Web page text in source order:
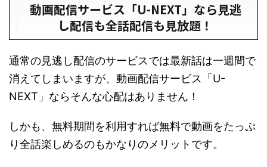
動画配信サービス「U-NEXT」なら見逃
し配信も全話配信も見放題！
通常の見逃し配信のサービスでは最新話は一週間で
消えてしまいますが、動画配信サービス「U-
NEXT」ならそんな心配はありません！
しかも、無料期間を利用すれば無料で動画をたっぷ
り全話楽しめるのもかなりのメリットです。